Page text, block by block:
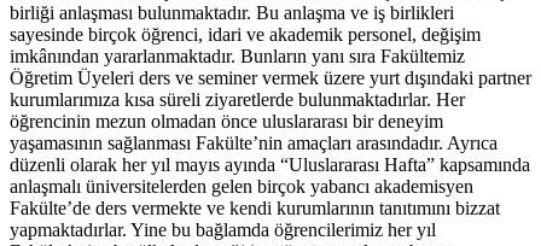
birliği anlaşması bulunmaktadır. Bu anlaşma ve iş birlikleri
sayesinde birçok öğrenci, idari ve akademik personel, değişim
imkânından yararlanmaktadır. Bunların yanı sıra Fakültemiz
Öğretim Üyeleri ders ve seminer vermek üzere yurt dışındaki partner
kurumlarımıza kısa süreli ziyaretlerde bulunmaktadırlar. Her
öğrencinin mezun olmadan önce uluslararası bir deneyim
yaşamasının sağlanması Fakülte’nin amaçları arasındadır. Ayrıca
düzenli olarak her yıl mayıs ayında “Uluslararası Hafta” kapsamında
anlaşmalı üniversitelerden gelen birçok yabancı akademisyen
Fakülte’de ders vermekte ve kendi kurumlarının tanıtımını bizzat
yapmaktadırlar. Yine bu bağlamda öğrencilerimiz her yıl